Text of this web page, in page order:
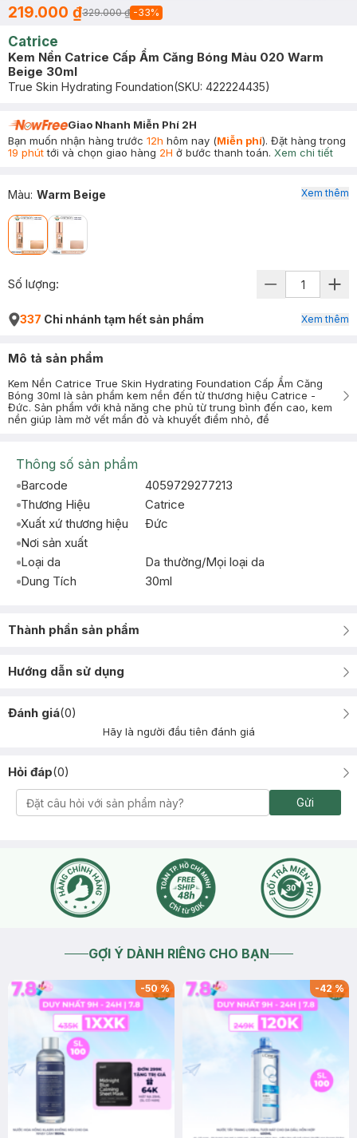
219.000 ₫329.000 ₫ -33%
Catrice
Kem Nền Catrice Cấp Ẩm Căng Bóng Màu 020 Warm
Beige 30ml
True Skin Hydrating Foundation(SKU: 422224435)
Giao Nhanh Miễn Phí 2H
Bạn muốn nhận hàng trước 12h hôm nay (Miễn phí). Đặt hàng trong
19 phúttới và chọn giao hàng 2H ở bước thanh toán. Xem chi tiết
Màu: Warm Beige Xem thêm
Số lượng:
337 Chi nhánh tạm hết sản phẩm Xem thêm
Mô tả sản phẩm
Kem Nền Catrice True Skin Hydrating Foundation Cấp Ẩm Căng
Bóng 30ml là sản phẩm kem nền đến từ thương hiệu Catrice -
Đức. Sản phẩm với khả năng che phủ từ trung bình đến cao, kem
nền giúp làm mờ vết mẩn đỏ và khuyết điểm nhỏ, để
Thông số sản phẩm
Barcode
4059729277213
Thương Hiệu
Catrice
Xuất xứ thương hiệu
Ðức
Nơi sản xuất
Loại da
Da thường/Mọi loại da
Dung Tích
30ml
Thành phần sản phẩm
Hướng dẫn sử dụng
Đánh giá(0)
Hãy là người đầu tiên đánh giá
Hỏi đáp(0)
Gửi
GỢI Ý DÀNH RIÊNG CHO BẠN
-50% -42%